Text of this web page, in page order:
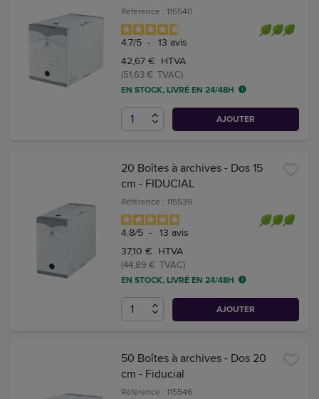
Référence : 115540
4.7/5 - 13 avis
42,67 € HTVA
(51,63 € TVAC)
EN STOCK, LIVRÉ EN 24/48H
AJOUTER
20 Boîtes à archives - Dos 15
cm - FIDUCIAL
Référence : 115539
4.8/5 - 13 avis
37,10 € HTVA
(44,89 € TVAC)
EN STOCK, LIVRÉ EN 24/48H
AJOUTER
50 Boîtes à archives - Dos 20
cm - Fiducial
Référence : 115546